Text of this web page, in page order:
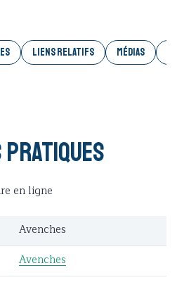
LIENS RELATIFS MÉDIAS
en ligne
Avenches
Avenches